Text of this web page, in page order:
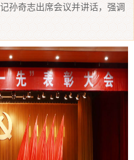
孙奇志出席会议并讲话，强调